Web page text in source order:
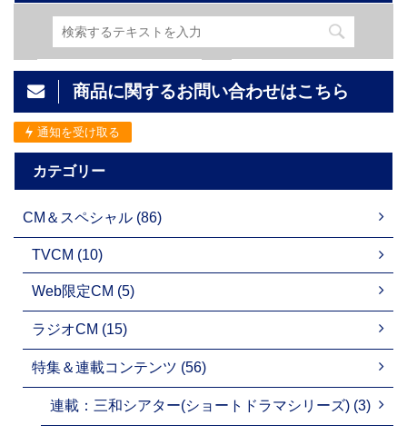
商品に関するお問い合わせはこちら
通知を受け取る
カテゴリー
CM＆スペシャル (86)
TVCM (10)
Web限定CM (5)
ラジオCM (15)
特集＆連載コンテンツ (56)
連載：三和シアター(ショートドラマシリーズ) (3)